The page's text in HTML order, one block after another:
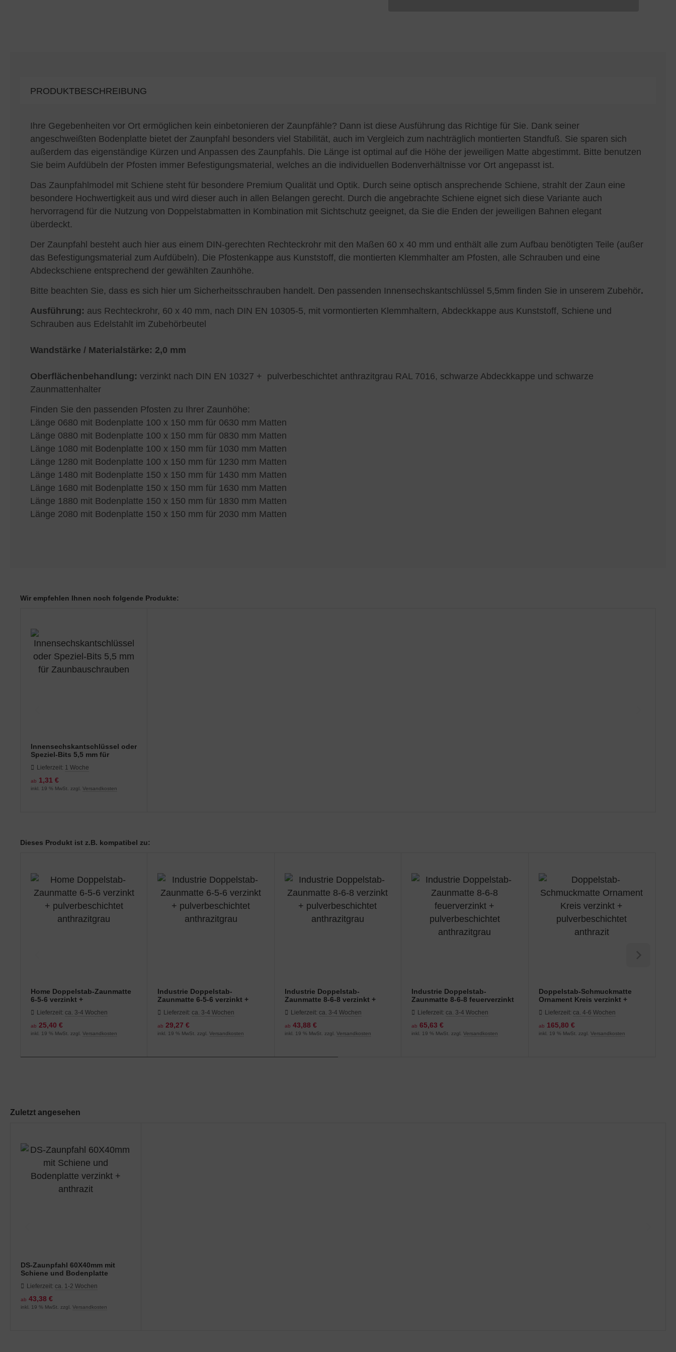
PRODUKTBESCHREIBUNG
Ihre Gegebenheiten vor Ort ermöglichen kein einbetonieren der Zaunpfähle? Dann ist diese Ausführung das Richtige für Sie. Dank seiner
angeschweißten Bodenplatte bietet der Zaunpfahl besonders viel Stabilität, auch im Vergleich zum nachträglich montierten Standfuß. Sie sparen sich
außerdem das eigenständige Kürzen und Anpassen des Zaunpfahls. Die Länge ist optimal auf die Höhe der jeweiligen Matte abgestimmt. Bitte benutzen
Sie beim Aufdübeln der Pfosten immer Befestigungsmaterial, welches an die individuellen Bodenverhältnisse vor Ort angepasst ist.
Das Zaunpfahlmodel mit Schiene steht für besondere Premium Qualität und Optik. Durch seine optisch ansprechende Schiene, strahlt der Zaun eine
besondere Hochwertigkeit aus und wird dieser auch in allen Belangen gerecht. Durch die angebrachte Schiene eignet sich diese Variante auch
hervorragend für die Nutzung von Doppelstabmatten in Kombination mit Sichtschutz geeignet, da Sie die Enden der jeweiligen Bahnen elegant
überdeckt.
Der Zaunpfahl besteht auch hier aus einem DIN-gerechten Rechteckrohr mit den Maßen 60 x 40 mm und enthält alle zum Aufbau benötigten Teile (außer
das Befestigungsmaterial zum Aufdübeln). Die Pfostenkappe aus Kunststoff, die montierten Klemmhalter am Pfosten, alle Schrauben und eine
Abdeckschiene entsprechend der gewählten Zaunhöhe.
Bitte beachten Sie, dass es sich hier um Sicherheitsschrauben handelt. Den passenden Innensechskantschlüssel 5,5mm finden Sie in unserem Zubehör.
Ausführung: aus Rechteckrohr, 60 x 40 mm, nach DIN EN 10305-5, mit vormontierten Klemmhaltern, Abdeckkappe aus Kunststoff, Schiene und
Schrauben aus Edelstahlt im Zubehörbeutel
Wandstärke / Materialstärke: 2,0 mm
Oberflächenbehandlung: verzinkt nach DIN EN 10327 + pulverbeschichtet anthrazitgrau RAL 7016, schwarze Abdeckkappe und schwarze
Zaunmattenhalter
Finden Sie den passenden Pfosten zu Ihrer Zaunhöhe:
Länge 0680 mit Bodenplatte 100 x 150 mm für 0630 mm Matten
Länge 0880 mit Bodenplatte 100 x 150 mm für 0830 mm Matten
Länge 1080 mit Bodenplatte 100 x 150 mm für 1030 mm Matten
Länge 1280 mit Bodenplatte 100 x 150 mm für 1230 mm Matten
Länge 1480 mit Bodenplatte 150 x 150 mm für 1430 mm Matten
Länge 1680 mit Bodenplatte 150 x 150 mm für 1630 mm Matten
Länge 1880 mit Bodenplatte 150 x 150 mm für 1830 mm Matten
Länge 2080 mit Bodenplatte 150 x 150 mm für 2030 mm Matten
Wir empfehlen Ihnen noch folgende Produkte:
Innensechskantschlüssel oder
Speziel-Bits 5,5 mm für
Lieferzeit: 1 Woche
ab 1,31 €
inkl. 19 % MwSt. zzgl. Versandkosten
Dieses Produkt ist z.B. kompatibel zu:
Home Doppelstab-Zaunmatte
6-5-6 verzinkt +
anthrazitgrau
Lieferzeit: ca. 3-4 Wochen
ab 25,40 €
inkl. 19 % MwSt. zzgl. Versandkosten
Industrie Doppelstab-
Zaunmatte 6-5-6 verzinkt +
anthrazitgrau
Lieferzeit: ca. 3-4 Wochen
ab 29,27 €
inkl. 19 % MwSt. zzgl.Versandkosten
Industrie Doppelstab-
Zaunmatte 8-6-8 verzinkt +
anthrazitgrau
Lieferzeit: ca. 3-4 Wochen
ab 43,88 €
inkl. 19 % MwSt. zzgl. Versandkosten
Industrie Doppelstab-
Zaunmatte 8-6-8 feuerverzinkt
anthrazitgrau
Lieferzeit: ca. 3-4 Wochen
ab 65,63 €
inkl. 19 % MwSt. zzgl.Versandkosten
Doppelstab-Schmuckmatte
Ornament Kreis verzinkt +
Lieferzeit: ca. 4-6 Wochen
ab 165,80 €
inkl. 19 % MwSt. zzgl. Versandkosten
Zuletzt angesehen
DS-Zaunpfahl 60X40mm mit
Schiene und Bodenplatte
Lieferzeit: ca. 1-2 Wochen
ab 43,38 €
inkl. 19 % MwSt. zzgl. Versandkosten